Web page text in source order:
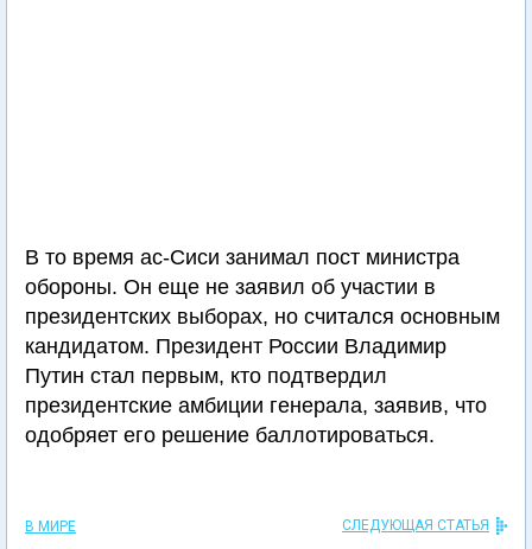
В то время ас-Сиси занимал пост министра
обороны. Он еще не заявил об участии в
президентских выборах, но считался основным
кандидатом. Президент России Владимир
Путин стал первым, кто подтвердил
президентские амбиции генерала, заявив, что
одобряет его решение баллотироваться.
В МИРЕ СЛЕДУЮЩАЯ СТАТЬЯ